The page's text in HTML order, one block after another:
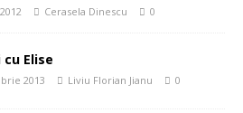
Cerasela Dinescu 0
Elise
2013 Liviu Florian Jianu 0